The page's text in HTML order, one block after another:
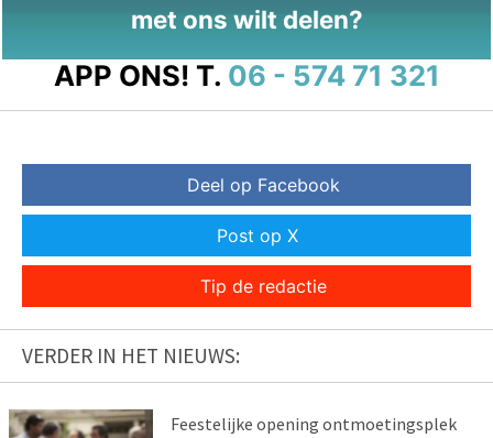
met ons wilt delen?
APP ONS! T. 06 - 574 71 321
Deel op Facebook
Post op X
Tip de redactie
VERDER IN HET NIEUWS:
Feestelijke opening ontmoetingsplek